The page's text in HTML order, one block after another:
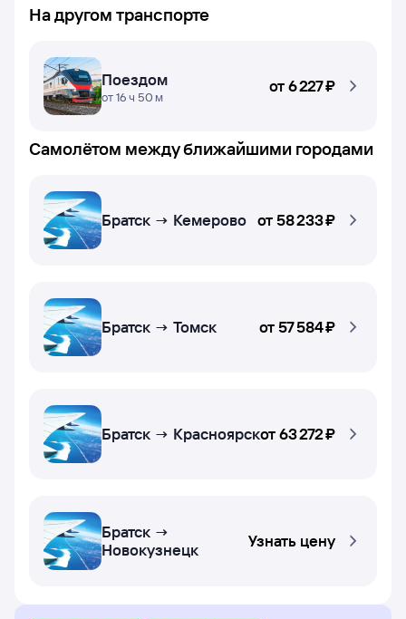
На другом транспорте
Поездом
от 16 ч 50 м
от6 ⁠227 ⁠₽
Самолётом между ближайшими городами
Братск → Кемерово от 58 ⁠233 ⁠₽
Братск → Томск от 57 ⁠584 ⁠₽
Братск → Красноярскот63 ⁠272 ⁠₽
Братск →
Новокузнецк
Узнать цену